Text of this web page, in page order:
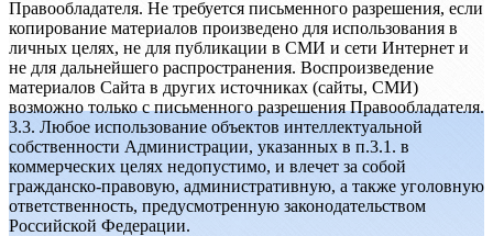
Правообладателя. Не требуется письменного разрешения, если
копирование материалов произведено для использования в
личных целях, не для публикации в СМИ и сети Интернет и
не для дальнейшего распространения. Воспроизведение
материалов Сайта в других источниках (сайты, СМИ)
возможно только с письменного разрешения Правообладателя.
3.3. Любое использование объектов интеллектуальной
собственности Администрации, указанных в п.3.1. в
коммерческих целях недопустимо, и влечет за собой
гражданско-правовую, административную, а также уголовную
ответственность, предусмотренную законодательством
Российской Федерации.